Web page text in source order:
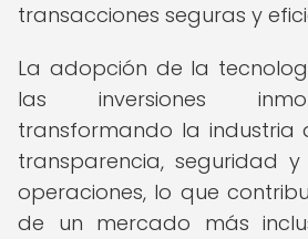
transacciones seguras y
La adopción de la
las inversiones
transformando la industria
transparencia, seguridad
operaciones, lo que
de un mercado más